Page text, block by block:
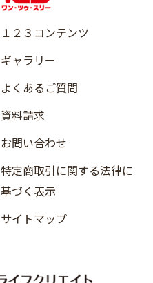
１２３コンテンツ
ギャラリー
よくあるご質問
資料請求
お問い合わせ
特定商取引に関する法律に
基づく表示
サイトマップ